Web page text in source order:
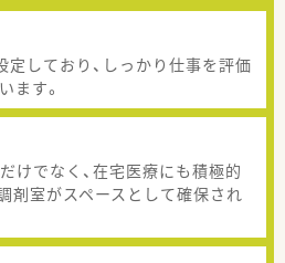
しており、しっかり仕事を評価
ます。
けでなく、在宅医療にも積極的
剤室がスペースとして確保され